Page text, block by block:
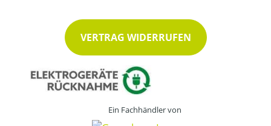
VERTRAG WIDERRUFEN
Ein Fachhändler von